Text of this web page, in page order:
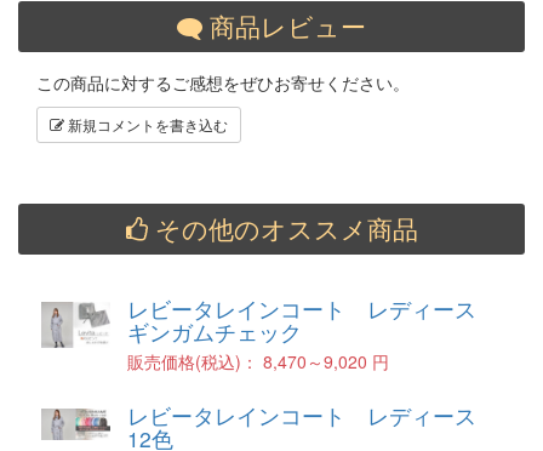
商品レビュー
この商品に対するご感想をぜひお寄せください。
新規コメントを書き込む
その他のオススメ商品
レビータレインコート レディース
ギンガムチェック
販売価格(税込)： 8,470～9,020 円
レビータレインコート レディース
12色